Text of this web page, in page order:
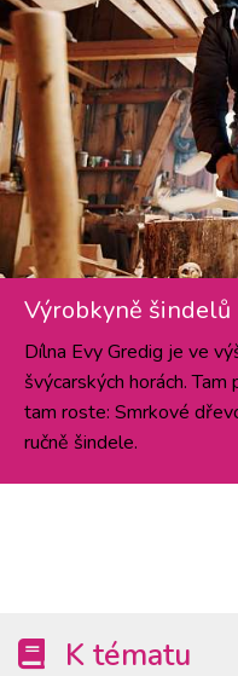
Výrobkyně šindelů
Dílna Evy Gredig je ve
švýcarských horách.
tam roste: Smrkové
ručně šindele.
K tématu